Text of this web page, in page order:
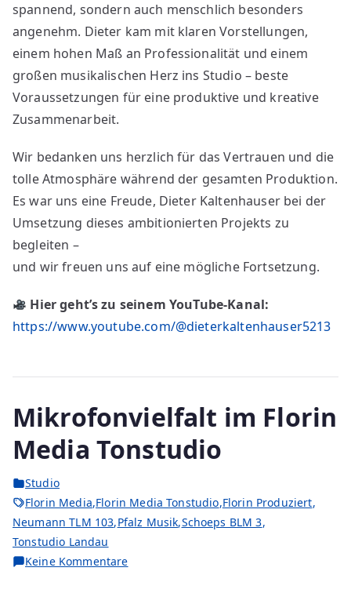
spannend, sondern auch menschlich besonders
angenehm. Dieter kam mit klaren Vorstellungen,
einem hohen Maß an Professionalität und einem
großen musikalischen Herz ins Studio – beste
Voraussetzungen für eine produktive und kreative
Zusammenarbeit.
Wir bedanken uns herzlich für das Vertrauen und die
tolle Atmosphäre während der gesamten Produktion.
Es war uns eine Freude, Dieter Kaltenhauser bei der
Umsetzung dieses ambitionierten Projekts zu
begleiten –
und wir freuen uns auf eine mögliche Fortsetzung.
Hier geht’s zu seinem YouTube-Kanal:
https://www.youtube.com/@dieterkaltenhauser5213
Mikrofonvielfalt im Florin
Media Tonstudio
Studio
Florin Media,Florin Media Tonstudio,Florin Produziert,
Neumann TLM 103,Pfalz Musik,Schoeps BLM 3,
Tonstudio Landau
Keine Kommentare